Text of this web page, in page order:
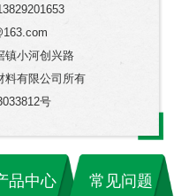
镇小河创兴路
料有限公司所有
号
品中心 常见问题